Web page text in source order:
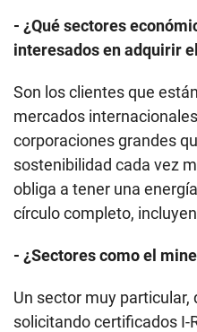
- ¿Qué sectores
interesados en adquirir
Son los clientes que
mercados
corporaciones grandes
sostenibilidad cada vez
obliga a tener una
círculo completo,
- ¿Sectores como el
Un sector muy particular,
solicitando certificados I-